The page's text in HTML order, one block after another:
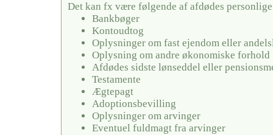
Det kan fx være følgende af afdødes
Bankbøger
Kontoudtog
Oplysninger om fast ejendom eller
Oplysning om andre økonomiske forhold
Afdødes sidste lønseddel eller
Testamente
Ægtepagt
Adoptionsbevilling
Oplysninger om arvinger
Eventuel fuldmagt fra arvinger